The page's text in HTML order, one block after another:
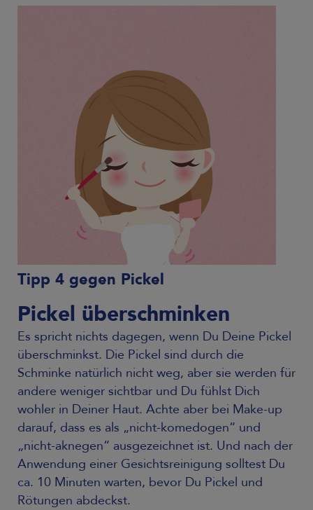
Tipp 4 gegen Pickel
Pickel überschminken
Es spricht nichts dagegen, wenn Du Deine Pickel
überschminkst. Die Pickel sind durch die
Schminke natürlich nicht weg, aber sie werden für
andere weniger sichtbar und Du fühlst Dich
wohler in Deiner Haut. Achte aber bei Make-up
darauf, dass es als „nicht-komedogen“ und
„nicht-aknegen“ ausgezeichnet ist. Und nach der
Anwendung einer Gesichtsreinigung solltest Du
ca. 10 Minuten warten, bevor Du Pickel und
Rötungen abdeckst.